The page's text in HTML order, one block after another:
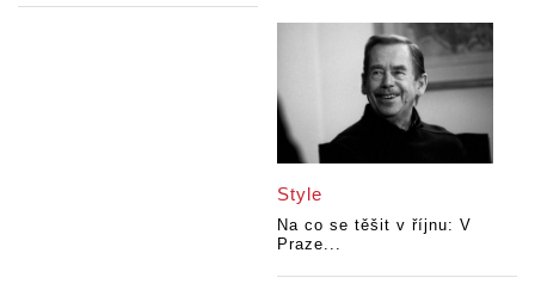
Style
Na co se těšit v říjnu: V
Praze...